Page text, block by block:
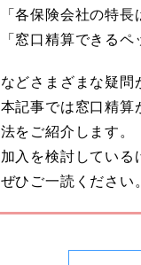
「各保険会社の特長
「窓口精算できる
などさまざまな疑問
本記事では窓口精算
法をご紹介します。
加入を検討している
ぜひご一読ください。